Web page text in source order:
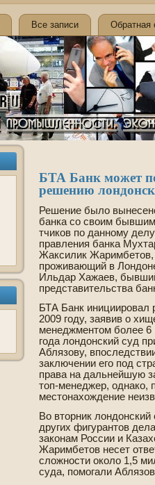
Все записи Обратная
БТА Банк может
решению
Решение было
банка со своим
тчиков по данному
правления банка
Жаксилик Жаримбетов,
проживающий в
Ильдар Хажаев,
представительства
БТА Банк инициировал
2009 году, заявив о
менеджментом более
года лондонский суд
Аблязову,
заключении его под
права на дальнейшую
топ-менеджер, однако,
местонахожде­ние
Во вторник
других фигурантов
законам России и
Жаримбетов несет
сложности около 1,5
суда, помогали